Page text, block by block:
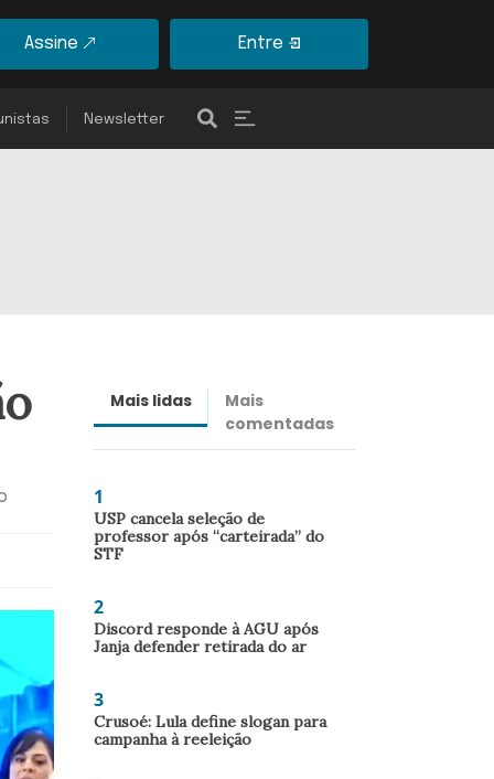
Assine Entre
Newsletter
Mais lidas
Mais
comentadas
1
USP cancela seleção de
professor após “carteirada” do
STF
2
Discord responde à AGU após
Janja defender retirada do ar
3
Crusoé: Lula define slogan para
campanha à reeleição